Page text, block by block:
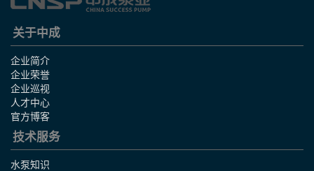
关于中成
企业简介
企业荣誉
企业巡视
人才中心
官方博客
技术服务
水泵知识